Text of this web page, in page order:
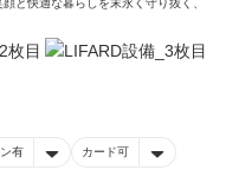
と快適な暮らしを末永く守り抜く、
有 カード可